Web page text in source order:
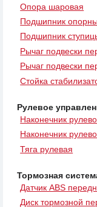
Опора шаровая
Подшипник
Подшипник
Рычаг подвески
Рычаг подвески
Стойка
Рулевое
Наконечник
Наконечник
Тяга рулевая
Тормозная
Датчик ABS
Диск тормозной